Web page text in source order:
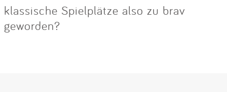
klassische Spielplätze also zu brav
geworden?